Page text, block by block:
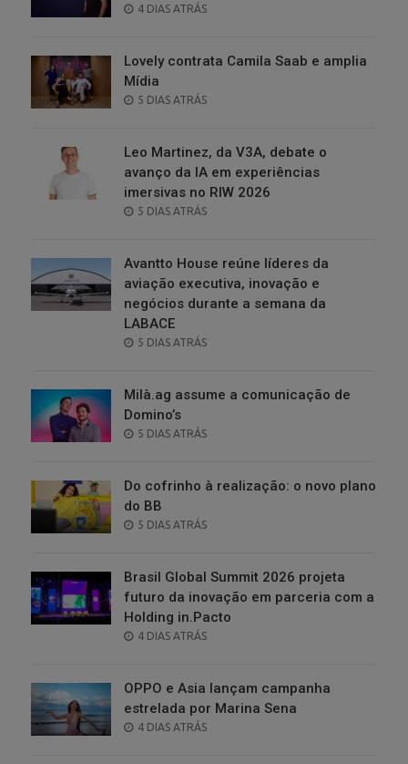
POSTED
4 DIAS ATRÁS
Lovely contrata Camila Saab e amplia
Mídia
POSTED
5 DIAS ATRÁS
Leo Martinez, da V3A, debate o
avanço da IA em experiências
imersivas no RIW 2026
POSTED
5 DIAS ATRÁS
Avantto House reúne líderes da
aviação executiva, inovação e
negócios durante a semana da
LABACE
POSTED
5 DIAS ATRÁS
Milà.ag assume a comunicação de
Domino’s
POSTED
5 DIAS ATRÁS
Do cofrinho à realização: o novo plano
do BB
POSTED
5 DIAS ATRÁS
Brasil Global Summit 2026 projeta
futuro da inovação em parceria com a
Holding in.Pacto
POSTED
4 DIAS ATRÁS
OPPO e Asia lançam campanha
estrelada por Marina Sena
POSTED
4 DIAS ATRÁS